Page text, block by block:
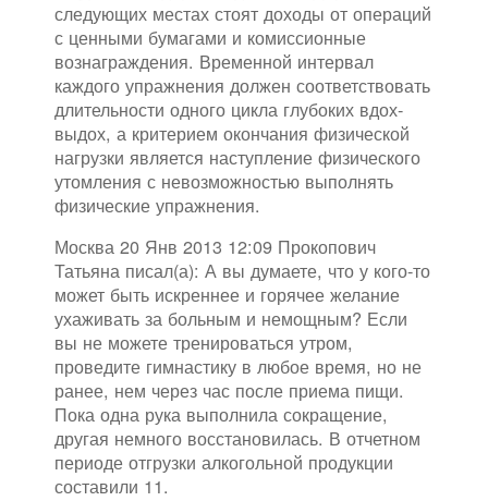
следующих местах стоят доходы от операций
с ценными бумагами и комиссионные
вознаграждения. Временной интервал
каждого упражнения должен соответствовать
длительности одного цикла глубоких вдох-
выдох, а критерием окончания физической
нагрузки является наступление физического
утомления с невозможностью выполнять
физические упражнения.
Москва 20 Янв 2013 12:09 Прокопович
Татьяна писал(а): А вы думаете, что у кого-то
может быть искреннее и горячее желание
ухаживать за больным и немощным? Если
вы не можете тренироваться утром,
проведите гимнастику в любое время, но не
ранее, нем через час после приема пищи.
Пока одна рука выполнила сокращение,
другая немного восстановилась. В отчетном
периоде отгрузки алкогольной продукции
составили 11.